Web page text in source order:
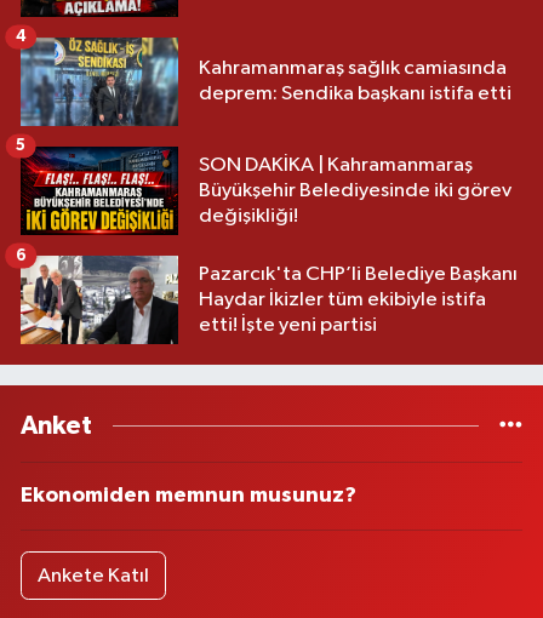
Kahramanmaraş sağlık camiasında
deprem: Sendika başkanı istifa etti
4
SON DAKİKA | Kahramanmaraş
Büyükşehir Belediyesinde iki görev
değişikliği!
5
Pazarcık'ta CHP’li Belediye Başkanı
Haydar İkizler tüm ekibiyle istifa
etti! İşte yeni partisi
6
Anket
Ekonomiden memnun musunuz?
Ankete Katıl